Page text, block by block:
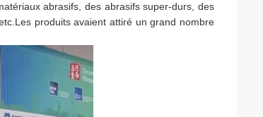
abrasifs, des abrasifs super-durs, des
produits avaient attiré un grand nombre